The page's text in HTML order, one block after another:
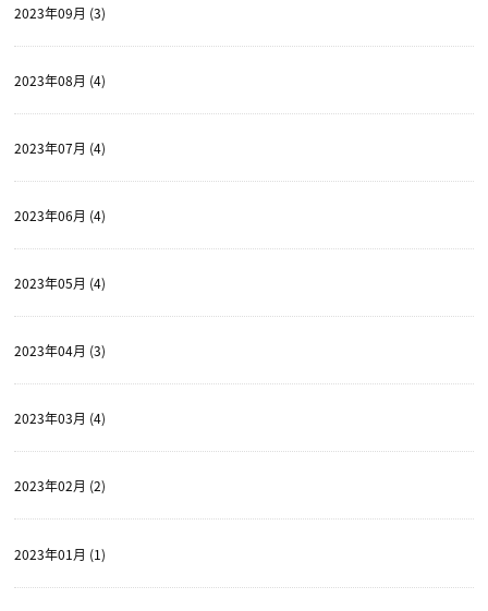
2023年09月 (3)
2023年08月 (4)
2023年07月 (4)
2023年06月 (4)
2023年05月 (4)
2023年04月 (3)
2023年03月 (4)
2023年02月 (2)
2023年01月 (1)